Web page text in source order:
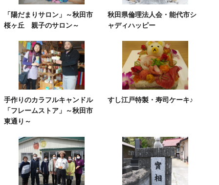
「陽だまりサロン」～秋田市
桜ヶ丘 親子のサロン～
秋田県倫理法人会・能代市シ
ャディハッピー
手作りのカラフルキャンドル
「フレームストア」～秋田市
東通り～
すし江戸特製・寿司ケーキ♪